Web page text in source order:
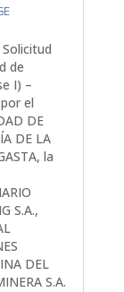
de
I) –
el
DE
DE LA
la
S.A.,
DEL
S.A.